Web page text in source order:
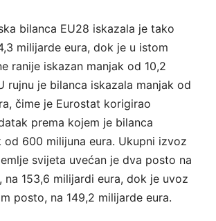
bilanca EU28 iskazala je tako
milijarde eura, dok je u istom
ranije iskazan manjak od 10,2
rujnu je bilanca iskazala manjak od
čime je Eurostat korigirao
prema kojem je bilanca
od 600 milijuna eura. Ukupni izvoz
svijeta uvećan je dva posto na
na 153,6 milijardi eura, dok je uvoz
posto, na 149,2 milijarde eura.